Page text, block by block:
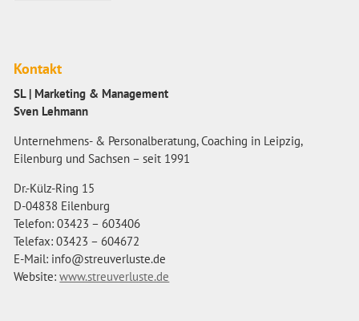
Kontakt
SL | Marketing & Management
Sven Lehmann
Unternehmens- & Personalberatung, Coaching in Leipzig,
Eilenburg und Sachsen – seit 1991
Dr.-Külz-Ring 15
D-04838 Eilenburg
Telefon: 03423 – 603406
Telefax: 03423 – 604672
E-Mail: info@streuverluste.de
Website:www.streuverluste.de